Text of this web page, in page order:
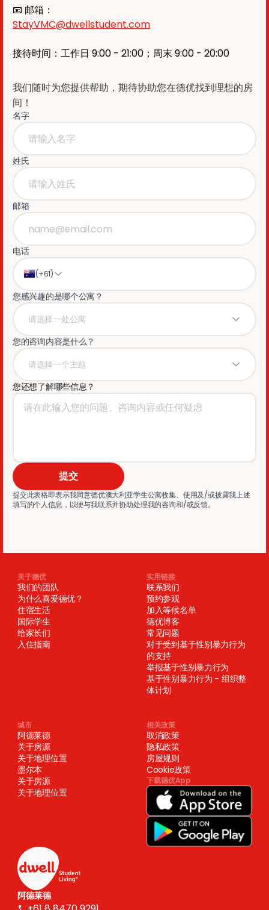
📧 邮箱：
StayVMC@dwellstudent.com
接待时间：工作日 9:00 - 21:00；周末 9:00 - 20:00
我们随时为您提供帮助，期待协助您在德优找到理想的房
间！
名字
姓氏
邮箱
电话
(+61)
您感兴趣的是哪个公寓？
请选择一处公寓
您的咨询内容是什么？
请选择一个主题
您还想了解哪些信息？
提交
提交此表格即表示我同意德优澳大利亚学生公寓收集、使用及/或披露我上述
填写的个人信息，以便与我联系并协助处理我的咨询和/或反馈。
关于德优
我们的团队
为什么喜爱德优？
住宿生活
国际学生
给家长们
入住指南
实用链接
联系我们
预约参观
加入等候名单
德优博客
常见问题
对于受到基于性别暴力行为
的支持
举报基于性别暴力行为
基于性别暴力行为 - 组织整
体计划
城市
阿德莱德
关于房源
关于地理位置
墨尔本
关于房源
关于地理位置
相关政策
取消政策
隐私政策
房屋规则
Cookie政策
下载德优App
阿德莱德